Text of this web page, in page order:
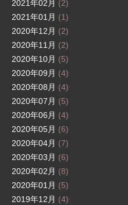
2021年02月 (2)
2021年01月 (1)
2020年12月 (2)
2020年11月 (2)
2020年10月 (5)
2020年09月 (4)
2020年08月 (4)
2020年07月 (5)
2020年06月 (4)
2020年05月 (6)
2020年04月 (7)
2020年03月 (6)
2020年02月 (8)
2020年01月 (5)
2019年12月 (4)